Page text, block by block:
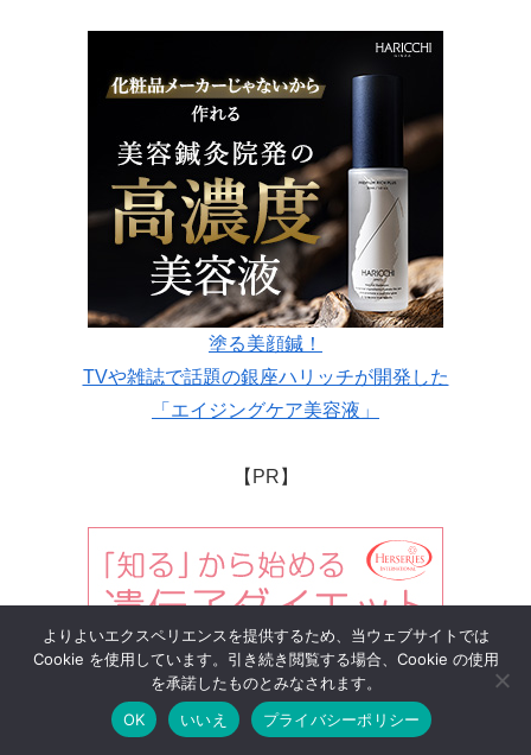
塗る美顔鍼！
TVや雑誌で話題の銀座ハリッチが開発した
「エイジングケア美容液」
【PR】
ホーム 検索 トップ
よりよいエクスペリエンスを提供するため、当ウェブサイトでは
Cookie を使用しています。引き続き閲覧する場合、Cookie の使用
を承諾したものとみなされます。
OK
いいえ プライバシーポリシー